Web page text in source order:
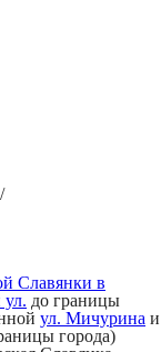
/
Славянки в
до границы
ул. Мичурина и
города)